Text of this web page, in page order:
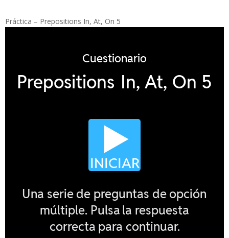
Práctica – Prepositions In, At, On 5